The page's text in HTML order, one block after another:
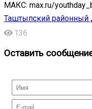
МАКС: max.ru/
Таштыпский районный
136
Оставить